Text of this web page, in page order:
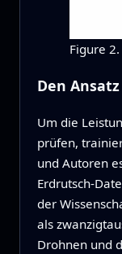
Figure 2.
Den
Um die
prüfen,
und Autoren
der
als
Drohnen und